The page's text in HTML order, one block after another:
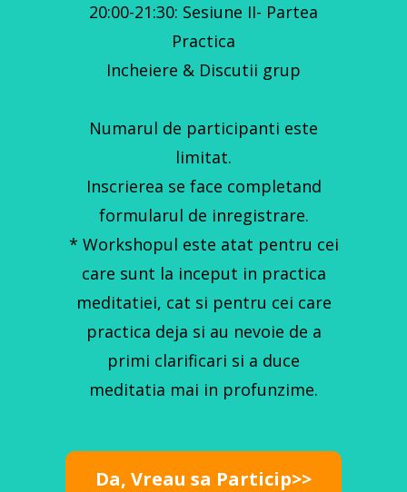
20:00-21:30: Sesiune II- Partea
Practica
Incheiere & Discutii grup
Numarul de participanti este
limitat.
Inscrierea se face completand
formularul de inregistrare.
* Workshopul este atat pentru cei
care sunt la inceput in practica
meditatiei, cat si pentru cei care
practica deja si au nevoie de a
primi clarificari si a duce
meditatia mai in profunzime.
Da, Vreau sa Particip>>